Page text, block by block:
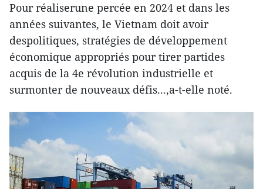
Pour réaliserune percée en 2024 et dans les
années suivantes, le Vietnam doit avoir
despolitiques, stratégies de développement
économique appropriés pour tirer partides
acquis de la 4e révolution industrielle et
surmonter de nouveaux défis...,a-t-elle noté.